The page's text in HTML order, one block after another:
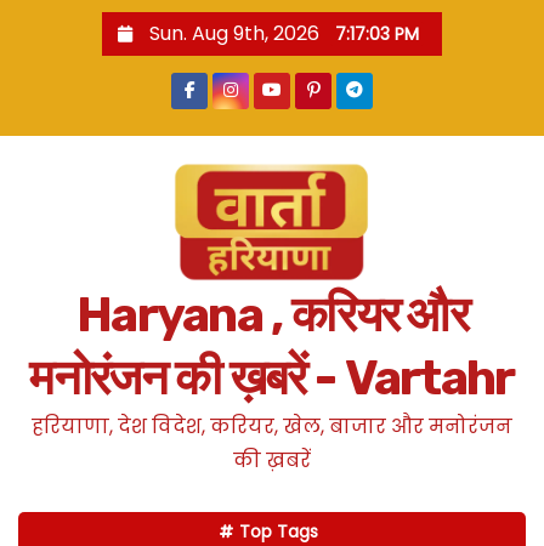
Sun. Aug 9th, 2026 7:17:04 PM
Haryana , करियर और
मनोरंजन की ख़बरें - Vartahr
हरियाणा, देश विदेश, करियर, खेल, बाजार और मनोरंजन
की ख़बरें
Top Tags